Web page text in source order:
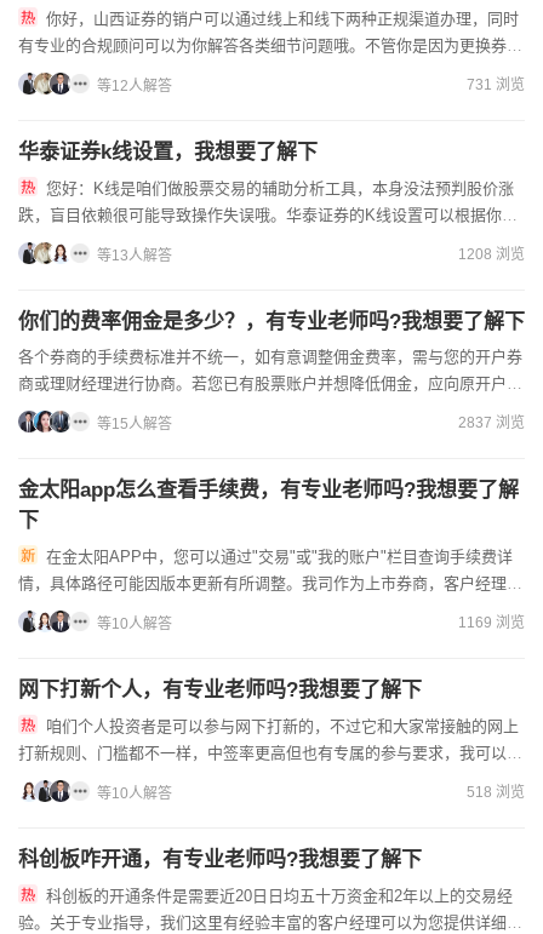
有专业的合规顾问可以为你解答各类细节问题哦。不管你是因为更换券
商、账户闲置还是其他合理原因想要销户，都能按照监管规定的流程顺...
等12人解答 731 浏览
华泰证券k线设置，我想要了解下
跌，盲目依赖很可能导致操作失误哦。华泰证券的K线设置可以根据你的
交易习惯调整周期、指标样式，核心是帮你更清晰观察股价波动规律...
等13人解答 1208 浏览
你们的费率佣金是多少？，有专业老师吗?我想要了解下
各个券商的手续费标准并不统一，如有意调整佣金费率，需与您的开户券
商或理财经理进行协商。若您已有股票账户并想降低佣金，应向原开户券
商及其理财经理提出调整请求。当前，开户业务多已实现手机端...
等15人解答 2837 浏览
金太阳app怎么查看手续费，有专业老师吗?我想要了解
下
情，具体路径可能因版本更新有所调整。我司作为上市券商，客户经理可
以为您提供专业指导，帮助您了解费率结构和优惠政策。普通...
等10人解答 1169 浏览
网下打新个人，有专业老师吗?我想要了解下
打新规则、门槛都不一样，中签率更高但也有专属的参与要求，我可以给
你讲清楚相关的专业细节和操作要点。网下打新其实是通过询价配售...
等10人解答 518 浏览
科创板咋开通，有专业老师吗?我想要了解下
验。关于专业指导，我们这里有经验丰富的客户经理可以为您提供详细的